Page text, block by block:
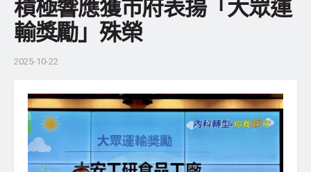
積極響應獲市府表揚「大眾運
輸獎勵」殊榮
2025-10-22